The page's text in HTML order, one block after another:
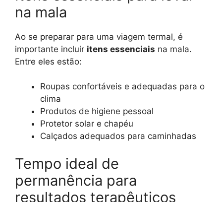
na mala
Ao se preparar para uma viagem termal, é
importante incluir itens essenciais na mala.
Entre eles estão:
Roupas confortáveis e adequadas para o
clima
Produtos de higiene pessoal
Protetor solar e chapéu
Calçados adequados para caminhadas
Tempo ideal de
permanência para
resultados terapêuticos